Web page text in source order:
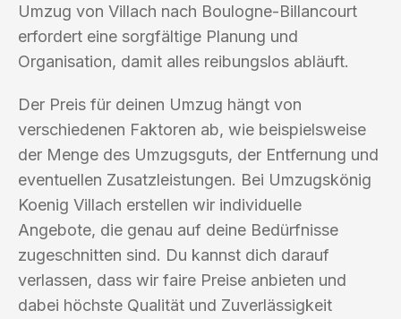
Umzug von Villach nach Boulogne-Billancourt
erfordert eine sorgfältige Planung und
Organisation, damit alles reibungslos abläuft.
Der Preis für deinen Umzug hängt von
verschiedenen Faktoren ab, wie beispielsweise
der Menge des Umzugsguts, der Entfernung und
eventuellen Zusatzleistungen. Bei Umzugskönig
Koenig Villach erstellen wir individuelle
Angebote, die genau auf deine Bedürfnisse
zugeschnitten sind. Du kannst dich darauf
verlassen, dass wir faire Preise anbieten und
dabei höchste Qualität und Zuverlässigkeit